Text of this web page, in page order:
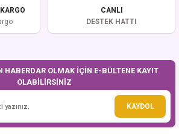
daha pahalı.
alternatifler olmalı.
CANLI
DESTEK HATTI
HABERDAR OLMAK İÇİN E-BÜLTENE KAYIT
OLABİLİRSİNİZ
KAYDOL